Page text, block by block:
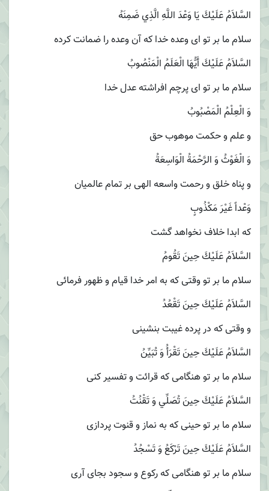
السَّلاَمُ عَلَيْكَ يَا وَعْدَ اللَّهِ الَّذِي ضَمِنَهُ‏
سلام ما بر تو اى وعده خدا كه آن وعده را ضمانت كرده
السَّلاَمُ عَلَيْكَ أَيُّهَا الْعَلَمُ الْمَنْصُوبُ
سلام ما بر تو اى پرچم افراشته عدل خدا
وَ الْعِلْمُ الْمَصْبُوبُ
و علم و حكمت موهوب حق
وَ الْغَوْثُ وَ الرَّحْمَةُ الْوَاسِعَةُ
و پناه خلق و رحمت واسعه الهى بر تمام عالميان
وَعْداً غَيْرَ مَكْذُوبٍ‏
كه ابدا خلاف نخواهد گشت
السَّلاَمُ عَلَيْكَ حِينَ تَقُومُ
سلام ما بر تو وقتى كه به امر خدا قيام و ظهور فرمائى
السَّلاَمُ عَلَيْكَ حِينَ تَقْعُدُ
و وقتى كه در پرده غيبت بنشينى
السَّلاَمُ عَلَيْكَ حِينَ تَقْرَأُ وَ تُبَيِّنُ‏
سلام ما بر تو هنگامى كه قرائت و تفسير كنى
السَّلاَمُ عَلَيْكَ حِينَ تُصَلِّي وَ تَقْنُتُ
سلام ما بر تو حينى كه به نماز و قنوت پردازى
السَّلاَمُ عَلَيْكَ حِينَ تَرْكَعُ وَ تَسْجُدُ
سلام ما بر تو هنگامى كه ركوع و سجود بجاى آرى